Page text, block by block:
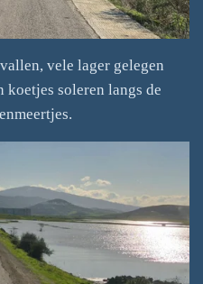
vele lager gelegen
koetjes soleren langs de